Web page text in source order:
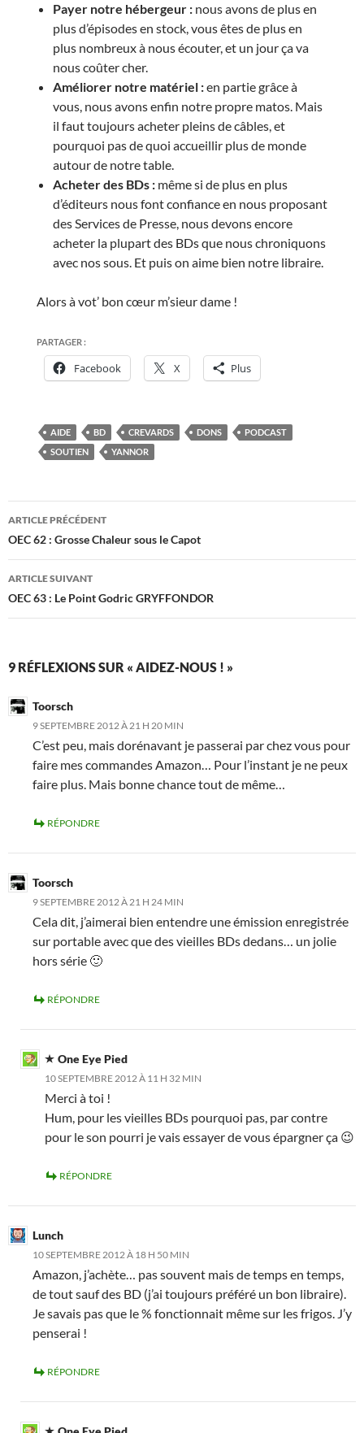
Payer notre hébergeur :nous avons de plus en
plus d’épisodes en stock, vous êtes de plus en
plus nombreux à nous écouter, et un jour ça va
nous coûter cher.
Améliorer notre matériel :en partie grâce à
vous, nous avons enfin notre propre matos. Mais
il faut toujours acheter pleins de câbles, et
pourquoi pas de quoi accueillir plus de monde
autour de notre table.
Acheter des BDs :même si de plus en plus
d’éditeurs nous font confiance en nous proposant
des Services de Presse, nous devons encore
acheter la plupart des BDs que nous chroniquons
avec nos sous. Et puis on aime bien notre libraire.
Alors à vot’ bon cœur m’sieur dame !
PARTAGER :
Facebook X Plus
AIDE BD CREVARDS DONS
PODCAST
SOUTIEN
YANNOR
Navigation
des
articles
ARTICLE PRÉCÉDENT
OEC 62 : Grosse Chaleur sous le Capot
ARTICLE SUIVANT
OEC 63 : Le Point Godric GRYFFONDOR
9 RÉFLEXIONS SUR « AIDEZ-NOUS ! »
Toorsch
9 SEPTEMBRE 2012 À 21 H 20 MIN
C’est peu, mais dorénavant je passerai par chez vous pour
faire mes commandes Amazon… Pour l’instant je ne peux
faire plus. Mais bonne chance tout de même…
RÉPONDRE
Toorsch
9 SEPTEMBRE 2012 À 21 H 24 MIN
Cela dit, j’aimerai bien entendre une émission enregistrée
sur portable avec que des vieilles BDs dedans… un jolie
hors série 🙂
RÉPONDRE
One Eye Pied
10 SEPTEMBRE 2012 À 11 H 32 MIN
Merci à toi !
Hum, pour les vieilles BDs pourquoi pas, par contre
pour le son pourri je vais essayer de vous épargner ça 😉
RÉPONDRE
Lunch
10 SEPTEMBRE 2012 À 18 H 50 MIN
Amazon, j’achète… pas souvent mais de temps en temps,
de tout sauf des BD (j’ai toujours préféré un bon libraire).
Je savais pas que le % fonctionnait même sur les frigos. J’y
penserai !
RÉPONDRE